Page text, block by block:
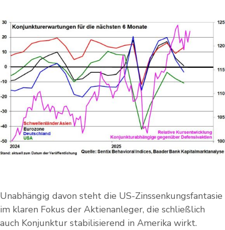
Unabhängig davon steht die US-Zinssenkungsfantasie
im klaren Fokus der Aktienanleger, die schließlich
auch Konjunktur stabilisierend in Amerika wirkt.